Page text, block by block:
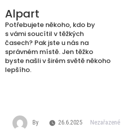
to
content
Alpart
Potřebujete někoho, kdo by
s vámi soucítil v těžkých
časech? Pak jste u nás na
správném místě. Jen těžko
byste našli v širém světě někoho
lepšího.
By 26.6.2025 Nezařazené